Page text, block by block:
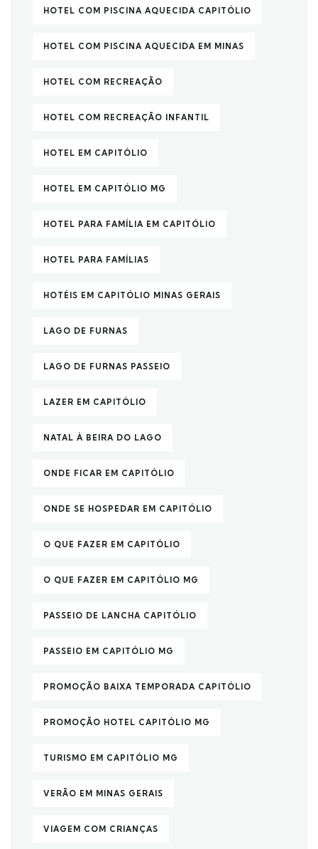
HOTEL COM PISCINA AQUECIDA CAPITÓLIO
HOTEL COM PISCINA AQUECIDA EM MINAS
HOTEL COM RECREAÇÃO
HOTEL COM RECREAÇÃO INFANTIL
HOTEL EM CAPITÓLIO
HOTEL EM CAPITÓLIO MG
HOTEL PARA FAMÍLIA EM CAPITÓLIO
HOTEL PARA FAMÍLIAS
HOTÉIS EM CAPITÓLIO MINAS GERAIS
LAGO DE FURNAS
LAGO DE FURNAS PASSEIO
LAZER EM CAPITÓLIO
NATAL À BEIRA DO LAGO
ONDE FICAR EM CAPITÓLIO
ONDE SE HOSPEDAR EM CAPITÓLIO
O QUE FAZER EM CAPITÓLIO
O QUE FAZER EM CAPITÓLIO MG
PASSEIO DE LANCHA CAPITÓLIO
PASSEIO EM CAPITÓLIO MG
PROMOÇÃO BAIXA TEMPORADA CAPITÓLIO
PROMOÇÃO HOTEL CAPITÓLIO MG
TURISMO EM CAPITÓLIO MG
VERÃO EM MINAS GERAIS
VIAGEM COM CRIANÇAS